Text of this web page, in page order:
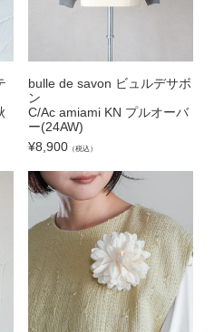
bulle de savon ビュルデサボ
ン
C/Ac amiami KN プルオーバ
ー(24AW)
¥8,900 （税込）